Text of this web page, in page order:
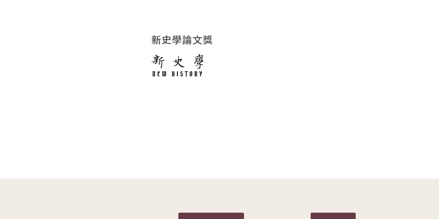
新史學論文獎